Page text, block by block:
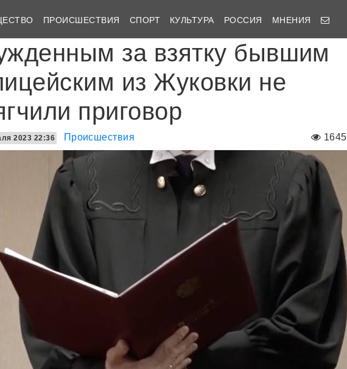
ПРОИСШЕСТВИЯ СПОРТ КУЛЬТУРА РОССИЯ МНЕНИЯ
за взятку бывшим
из Жуковки не
приговор
1645
2023 22:36 Происшествия